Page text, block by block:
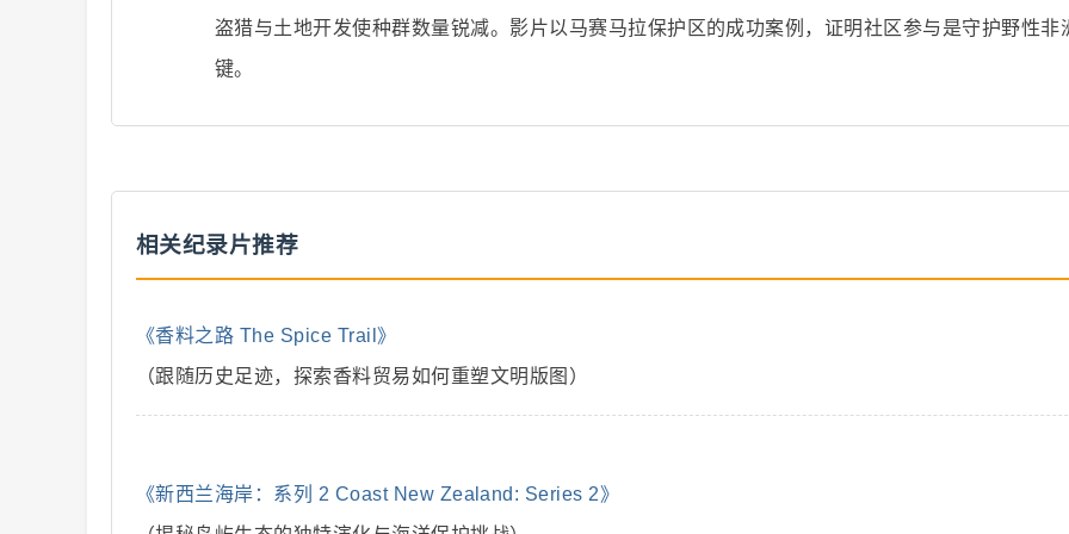
盗猎与土地开发使种群数量锐减。影片以马赛马拉保护区的成功案例，证明社区参与是守护野性非
键。
相关纪录片推荐
《香料之路 The Spice Trail》
（跟随历史足迹，探索香料贸易如何重塑文明版图）
《新西兰海岸：系列 2 Coast New Zealand: Series 2》